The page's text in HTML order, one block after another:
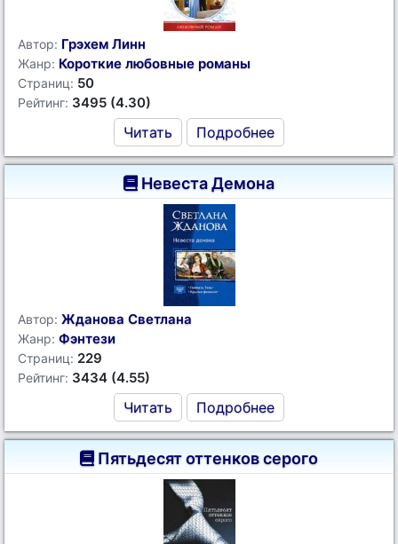
Автор: Грэхем Линн
Жанр: Короткие любовные романы
Страниц: 50
Рейтинг: 3495 (4.30)
Читать Подробнее
Невеста Демона
Автор: Жданова Светлана
Жанр: Фэнтези
Страниц: 229
Рейтинг: 3434 (4.55)
Читать Подробнее
Пятьдесят оттенков серого